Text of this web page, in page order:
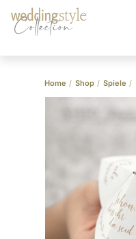
Collection
Home / Shop / Spiele /